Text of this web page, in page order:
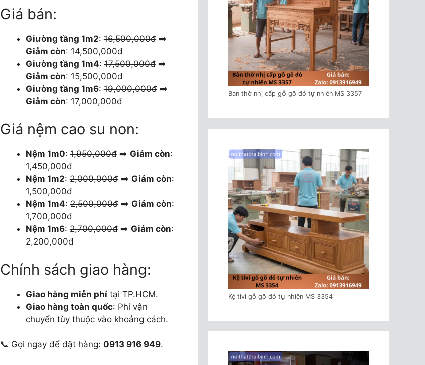
Giá bán:
Giường tầng 1m2:16,500,000đ➡️
Giảm còn: 14,500,000đ
Giường tầng 1m4:17,500,000đ➡️
Giảm còn: 15,500,000đ
Giường tầng 1m6:19,000,000đ➡️
Giảm còn: 17,000,000đ
Giá nệm cao su non:
Nệm 1m0:1,950,000đ➡️ Giảm còn:
1,450,000đ
Nệm 1m2:2,000,000đ➡️ Giảm còn:
1,500,000đ
Nệm 1m4:2,500,000đ➡️ Giảm còn:
1,700,000đ
Nệm 1m6:2,700,000đ➡️ Giảm còn:
2,200,000đ
Chính sách giao hàng:
Giao hàng miễn phítại TP.HCM.
Giao hàng toàn quốc: Phí vận
chuyển tùy thuộc vào khoảng cách.
📞 Gọi ngay để đặt hàng: 0913 916 949.
Bàn thờ nhị cấp gỗ gõ đỏ tự nhiên MS 3357
Kệ tivi gỗ gõ đỏ tự nhiên MS 3354